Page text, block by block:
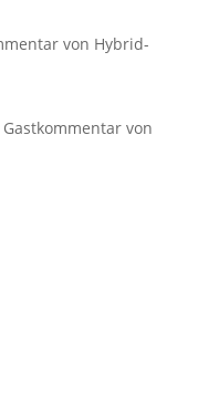
von Hybrid-
von